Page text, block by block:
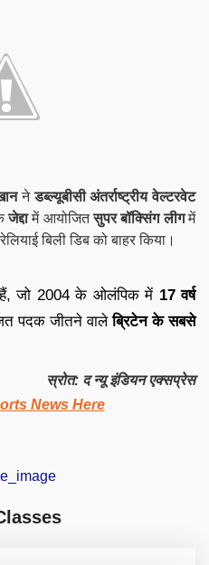
नेडब्ल्यूबीसी अंतर्राष्ट्रीय वेल्टरवेट
जेद्दामें आयोजितसुपर बॉक्सिंग लीगमें
बिली डिब को बाहर किया।
जो 2004 के ओलंपिक में 17 वर्ष
पदक जीतने वालेब्रिटेन के सबसे
स्रोत: द न्यू इंडियन एक्सप्रेस
News Here